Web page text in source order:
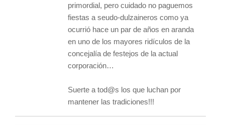
primordial, pero cuidado no paguemos
fiestas a seudo-dulzaineros como ya
ocurrió hace un par de años en aranda
en uno de los mayores ridículos de la
concejalía de festejos de la actual
corporación…
Suerte a tod@s los que luchan por
mantener las tradiciones!!!